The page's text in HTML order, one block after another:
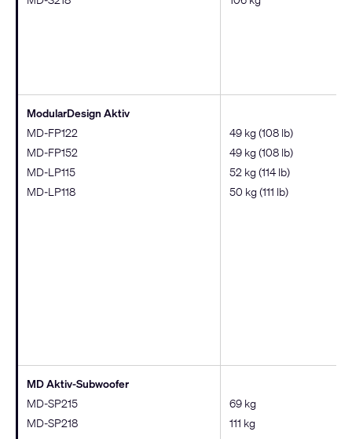
ModularDesign Aktiv
MD-FP122
MD-FP152
MD-LP115
MD-LP118
49 kg (108 lb)
49 kg (108 lb)
52 kg (114 lb)
50 kg (111 lb)
MD Aktiv-Subwoofer
MD-SP215
MD-SP218
69 kg
111 kg